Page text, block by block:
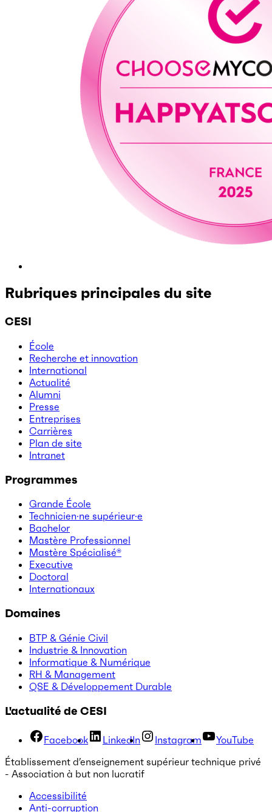
Rubriques principales du site
CESI
École
Recherche et innovation
International
Actualité
Alumni
Presse
Entreprises
Carrières
Plan de site
Intranet
Programmes
Grande École
Technicien·ne supérieur·e
Bachelor
Mastère Professionnel
Mastère Spécialisé®
Executive
Doctoral
Internationaux
Domaines
BTP & Génie Civil
Industrie & Innovation
Informatique & Numérique
RH & Management
QSE & Développement Durable
L'actualité de CESI
Facebook LinkedIn Instagram
YouTube
Établissement d’enseignement supérieur technique privé
- Association à but non lucratif
Accessibilité
Anti-corruption